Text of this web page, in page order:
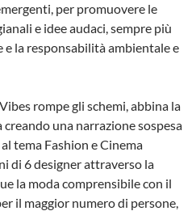
per promuovere le
e idee audaci, sempre più
la responsabilità ambientale e
rompe gli schemi, abbina la
una narrazione sospesa
tema Fashion e Cinema
di 6 designer attraverso la
la moda comprensibile con il
il maggior numero di persone,